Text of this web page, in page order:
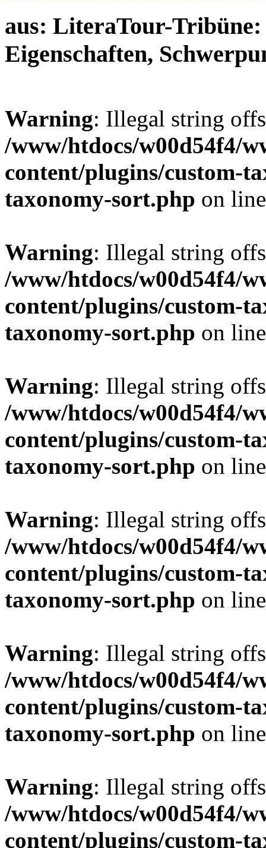
aus: LiteraTour-
Eigenschaften,
Warning: Illegal string
/www/htdocs/w00d54f4/
content/plugins/custom-
taxonomy-sort.php on
Warning: Illegal string
/www/htdocs/w00d54f4/
content/plugins/custom-
taxonomy-sort.php on
Warning: Illegal string
/www/htdocs/w00d54f4/
content/plugins/custom-
taxonomy-sort.php on
Warning: Illegal string
/www/htdocs/w00d54f4/
content/plugins/custom-
taxonomy-sort.php on
Warning: Illegal string
/www/htdocs/w00d54f4/
content/plugins/custom-
taxonomy-sort.php on
Warning: Illegal string
/www/htdocs/w00d54f4/
content/plugins/custom-